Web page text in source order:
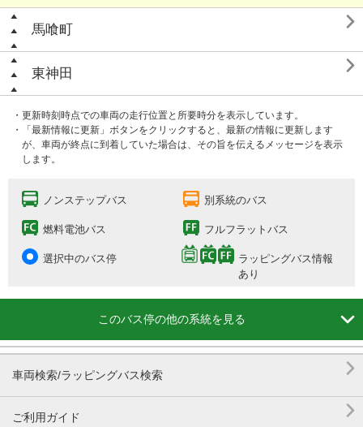
馬喰町 
東神田 
・更新時刻時点での車両の走行位置と所要時分を表示しています。
・「最新情報に更新」ボタンをクリックすると、最新の情報に更新します
が、車両が終点に到着していた場合は、その旨を伝えるメッセージを表示
します。
ノンステップバス 別系統のバス
燃料電池バス フルフラットバス
選択中のバス停
ラッピングバス情報
あり
このバス停の他の系統を見る 
車両検索/ラッピングバス検索 
ご利用ガイド 